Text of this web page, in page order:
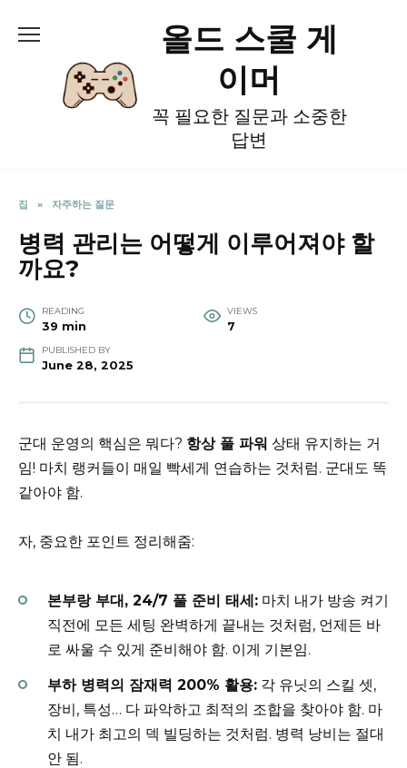
올드 스쿨 게
이머
꼭 필요한 질문과 소중한
답변
집 » 자주하는 질문
병력 관리는 어떻게 이루어져야 할
까요?
READING
39 min
VIEWS
7
PUBLISHED BY
June 28, 2025
군대 운영의 핵심은 뭐다? 항상 풀 파워 상태 유지하는 거
임! 마치 랭커들이 매일 빡세게 연습하는 것처럼. 군대도 똑
같아야 함.
자, 중요한 포인트 정리해줌:
본부랑 부대, 24/7 풀 준비 태세: 마치 내가 방송 켜기
직전에 모든 세팅 완벽하게 끝내는 것처럼, 언제든 바
로 싸울 수 있게 준비해야 함. 이게 기본임.
부하 병력의 잠재력 200% 활용: 각 유닛의 스킬 셋,
장비, 특성… 다 파악하고 최적의 조합을 찾아야 함. 마
치 내가 최고의 덱 빌딩하는 것처럼. 병력 낭비는 절대
안 됨.